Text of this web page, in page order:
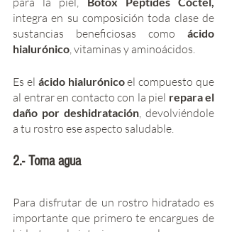
integra en su composición toda clase de
sustancias beneficiosas como ácido
hialurónico , vitaminas y aminoácidos.
Es el ácido hialurónico el compuesto que
al entrar en contacto con la piel repara el
daño por deshidratación , devolviéndole
a tu rostro ese aspecto saludable.
2.- Toma agua
Para disfrutar de un rostro hidratado es
importante que primero te encargues de